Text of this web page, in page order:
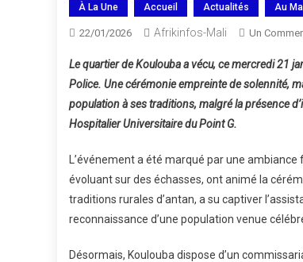
À La Une Accueil Actualités Au
22/01/2026 Afrikinfos-Mali Un
Le quartier de Koulouba a vécu, ce mercredi 21
Police. Une cérémonie empreinte de solennité,
population à ses traditions, malgré la présence
Hospitalier Universitaire du Point G.
L’événement a été marqué par une
évoluant sur des échasses, ont animé la
traditions rurales d’antan, a su captiver
reconnaissance d’une population venue
Désormais, Koulouba dispose d’un